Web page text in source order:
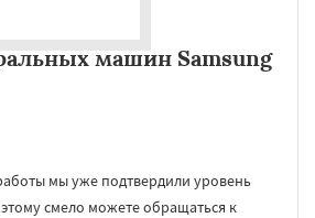
машин Samsung
мы уже подтвердили уровень
смело можете обращаться к